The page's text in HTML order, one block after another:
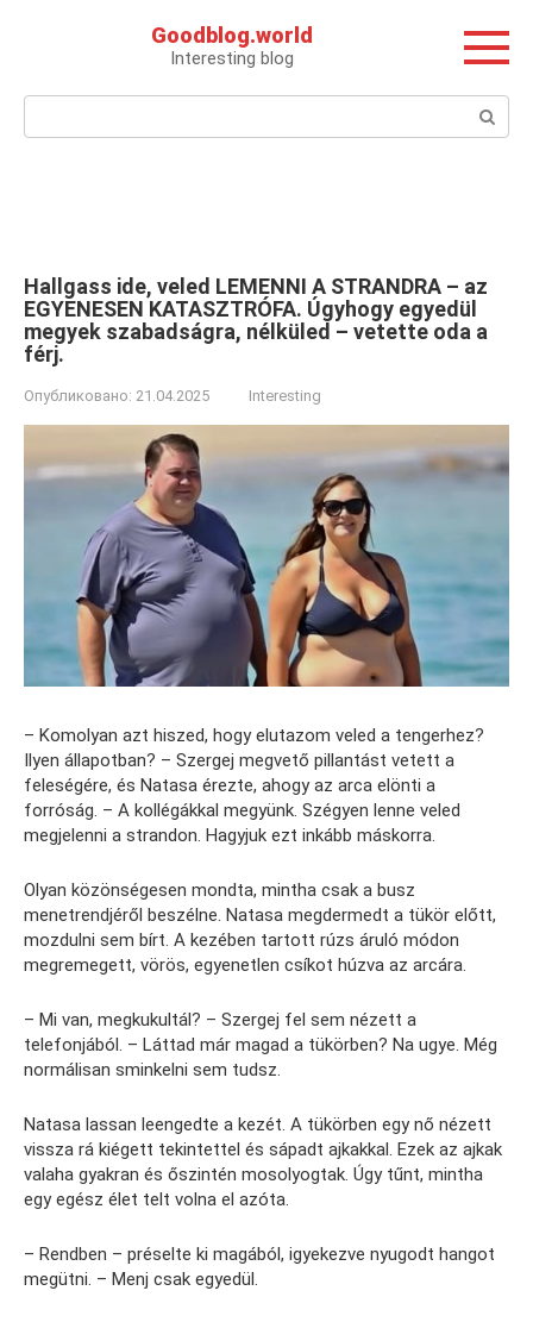
Goodblog.world
Interesting blog
Поиск:
Hallgass ide, veled LEMENNI A STRANDRA – az
EGYENESEN KATASZTRÓFA. Úgyhogy egyedül
megyek szabadságra, nélküled – vetette oda a
férj.
Опубликовано: 21.04.2025 Interesting
– Komolyan azt hiszed, hogy elutazom veled a tengerhez?
Ilyen állapotban? – Szergej megvető pillantást vetett a
feleségére, és Natasa érezte, ahogy az arca elönti a
forróság. – A kollégákkal megyünk. Szégyen lenne veled
megjelenni a strandon. Hagyjuk ezt inkább máskorra.
Olyan közönségesen mondta, mintha csak a busz
menetrendjéről beszélne. Natasa megdermedt a tükör előtt,
mozdulni sem bírt. A kezében tartott rúzs áruló módon
megremegett, vörös, egyenetlen csíkot húzva az arcára.
– Mi van, megkukultál? – Szergej fel sem nézett a
telefonjából. – Láttad már magad a tükörben? Na ugye. Még
normálisan sminkelni sem tudsz.
Natasa lassan leengedte a kezét. A tükörben egy nő nézett
vissza rá kiégett tekintettel és sápadt ajkakkal. Ezek az ajkak
valaha gyakran és őszintén mosolyogtak. Úgy tűnt, mintha
egy egész élet telt volna el azóta.
– Rendben – préselte ki magából, igyekezve nyugodt hangot
megütni. – Menj csak egyedül.